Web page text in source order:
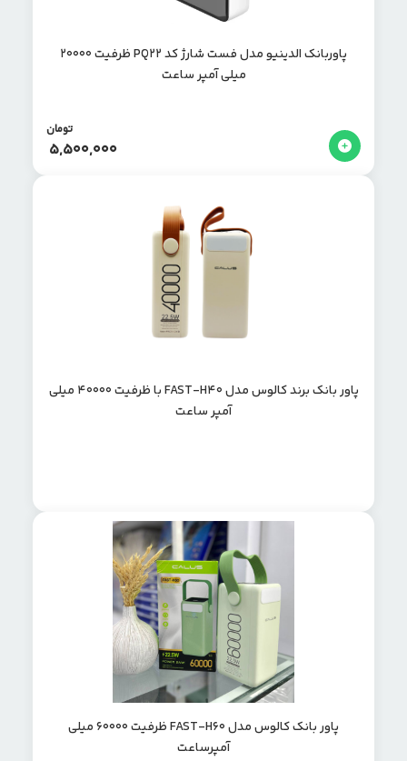
پاوربانک الدینیو مدل فست شارژ کد PQ22 ظرفیت 20000
میلی آمپر ساعت
5,500,000
تومان
پاور بانک برند کالوس مدل FAST-H40 با ظرفیت 40000 میلی
آمپر ساعت
پاور بانک کالوس مدل FAST-H۶۰ ظرفیت ۶۰۰۰۰ میلی
آمپرساعت